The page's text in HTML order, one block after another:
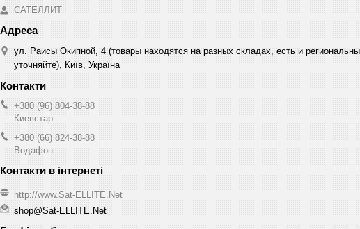
САТЕЛЛИТ
ул. Раисы Окипной, 4 (товары находятся на разных складах, есть и
уточняйте), Київ, Україна
+380 (96) 804-38-88
Киевстар
+380 (66) 824-38-88
Водафон
http://www.Sat-ELLITE.Net
shop@Sat-ELLITE.Net